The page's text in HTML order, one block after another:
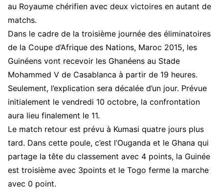
au Royaume chérifien avec deux victoires en autant de
matchs.
Dans le cadre de la troisième journée des éliminatoires
de la Coupe d’Afrique des Nations, Maroc 2015, les
Guinéens vont recevoir les Ghanéens au Stade
Mohammed V de Casablanca à partir de 19 heures.
Seulement, l’explication sera décalée d’un jour. Prévue
initialement le vendredi 10 octobre, la confrontation
aura lieu finalement le 11.
Le match retour est prévu à Kumasi quatre jours plus
tard. Dans cette poule, c’est l’Ouganda et le Ghana qui
partage la tête du classement avec 4 points, la Guinée
est troisième avec 3points et le Togo ferme la marche
avec 0 point.